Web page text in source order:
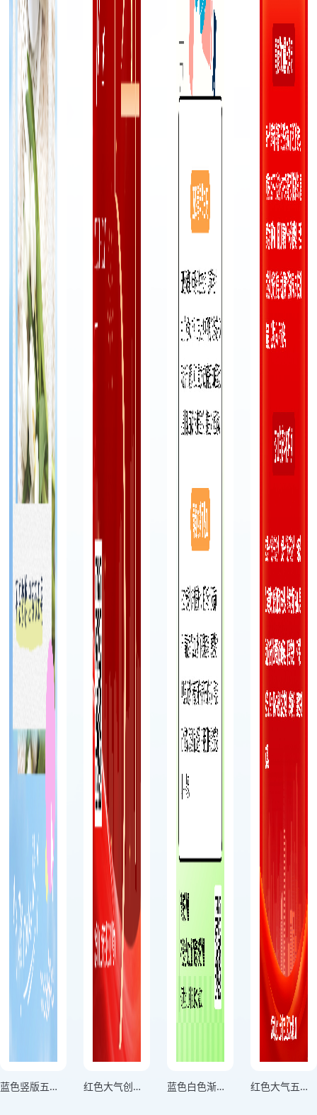
蓝色竖版五四青年节海报 红色大气创意五四青年节海报 蓝色白色渐变风致青春五四青年节宣传海报 红色大气五四青年节宣传海报